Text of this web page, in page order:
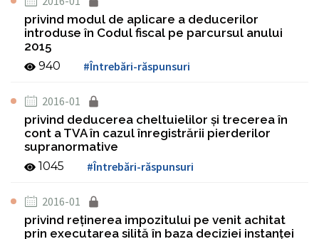
privind modul de aplicare a deducerilor
introduse în Codul fiscal pe parcursul anului
2015
940 #Întrebări-răspunsuri
2016-01
privind deducerea cheltuielilor şi trecerea în
cont a TVA în cazul înregistrării pierderilor
supranormative
1045 #Întrebări-răspunsuri
2016-01
privind reţinerea impozitului pe venit achitat
prin executarea silită în baza deciziei instanţei